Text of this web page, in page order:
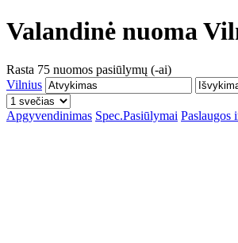
Valandinė nuoma
Rasta 75 nuomos pasiūlymų (-ai)
Vilnius
Apgyvendinimas Spec.Pasiūlymai Paslaugos